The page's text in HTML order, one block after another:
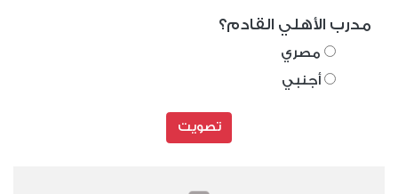
مدرب الأهلي القادم؟
مصري
أجنبي
تصويت